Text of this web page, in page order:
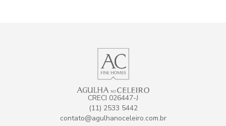
CRECI 026447-J
(11) 2533 5442
contato@agulhanoceleiro.com.br